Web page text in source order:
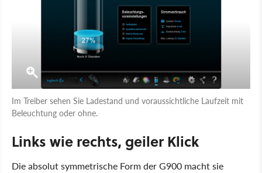
Im Treiber sehen Sie Ladestand und voraussichtliche Laufzeit mit
Beleuchtung oder ohne.
Links wie rechts, geiler Klick
Die absolut symmetrische Form der G900 macht sie